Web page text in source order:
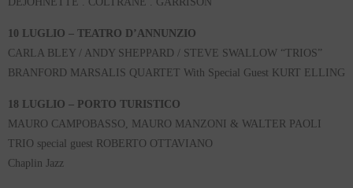
10 LUGLIO – TEATRO D’ANNUNZIO
CARLA BLEY / ANDY SHEPPARD / STEVE SWALLOW “TRIOS”
BRANFORD MARSALIS QUARTET With Special Guest KURT ELLING
18 LUGLIO – PORTO TURISTICO
MAURO CAMPOBASSO, MAURO MANZONI & WALTER PAOLI
TRIO special guest ROBERTO OTTAVIANO
Chaplin Jazz